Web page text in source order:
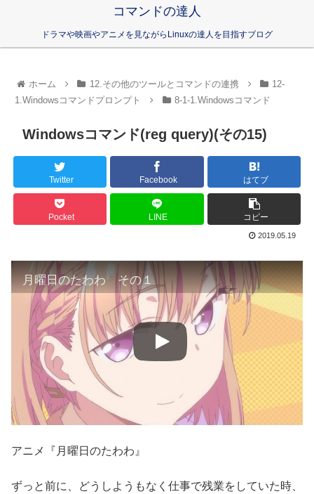
コマンドの達人
ドラマや映画やアニメを見ながらLinuxの達人を目指すブログ
ホーム 12.その他のツールとコマンドの連携
12-
1.Windowsコマンドプロンプト
8-1-1.Windowsコマンド
Windowsコマンド(reg query)(その15)
Twitter Facebook はてブ
Pocket LINE コピー
2019.05.19
月曜日のたわわ その１
アニメ『月曜日のたわわ』
ずっと前に、どうしようもなく仕事で残業をしていた時、